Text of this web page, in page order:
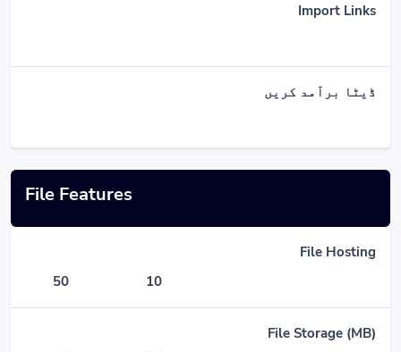
Import Links
ڈیٹا برآمد کریں
File Features
File Hosting
10
50
File Storage (MB)